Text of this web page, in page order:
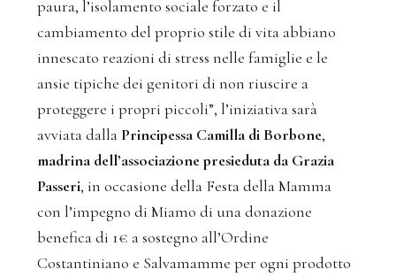
paura, l’isolamento sociale forzato e il
cambiamento del proprio stile di vita abbiano
innescato reazioni di stress nelle famiglie e le
ansie tipiche dei genitori di non riuscire a
proteggere i propri piccoli”, l’iniziativa sarà
avviata dalla Principessa Camilla di Borbone,
madrina dell’associazione presieduta da Grazia
Passeri, in occasione della Festa della Mamma
con l’impegno di Miamo di una donazione
benefica di 1€ a sostegno all’Ordine
Costantiniano e Salvamamme per ogni prodotto